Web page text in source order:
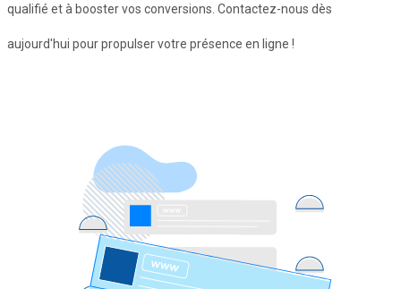
qualifié et à booster vos conversions. Contactez-nous dès
aujourd'hui pour propulser votre présence en ligne !